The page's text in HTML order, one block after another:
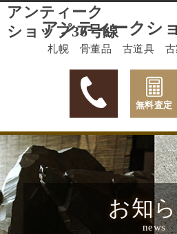
アンティーク
ショップ36号線
アンティークシ
札幌 骨董品 古道具 古
無料査定
お知
news